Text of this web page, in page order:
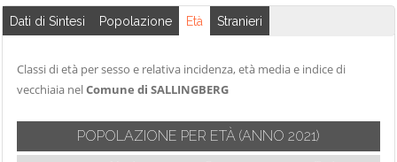
Dati di Sintesi Popolazione Età Stranieri
Classi di età per sesso e relativa incidenza, età media e indice di
vecchiaia nelComune di SALLINGBERG
POPOLAZIONE PER ETÀ (ANNO 2021)